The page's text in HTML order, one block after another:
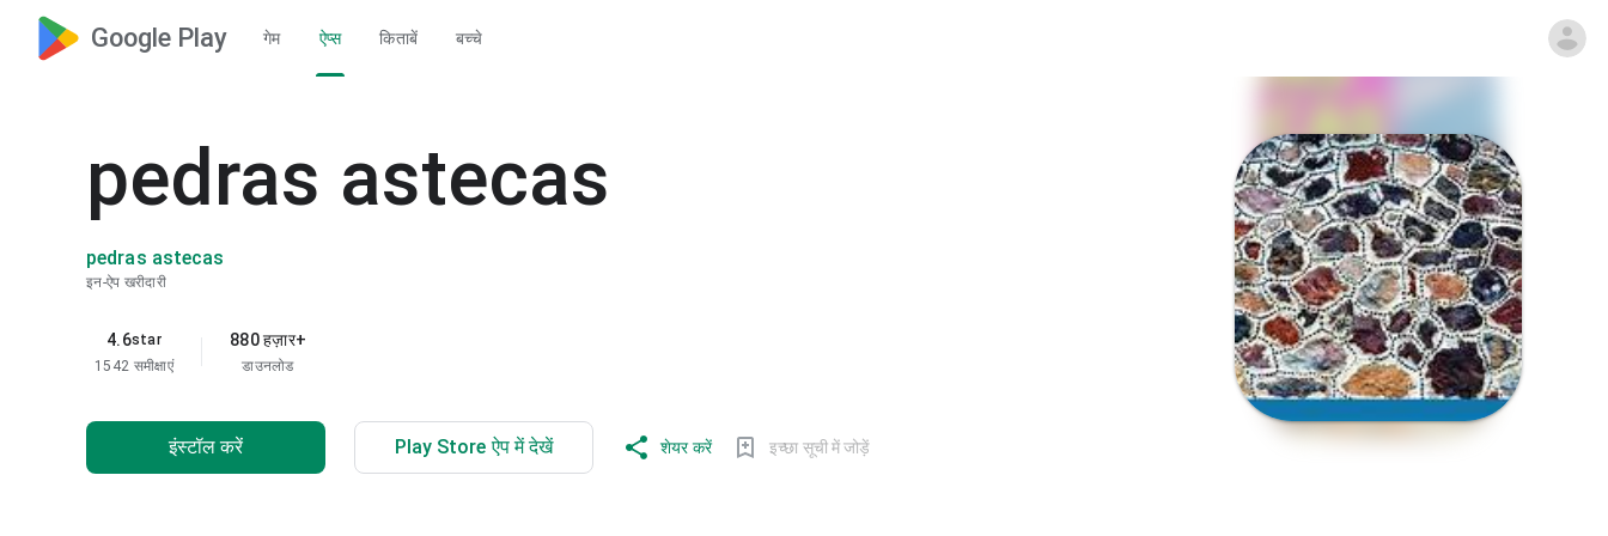
Google Play गेम ऐप्स किताबें बच्चे
pedras astecas
pedras astecas
इन-ऐप खरीदारी
4.6star
1542 समीक्षाएं
880 हज़ार+
डाउनलोड
इंस्टॉल करें Play Store ऐप में देखें शेयर करें इच्छा सूची में जोड़ें